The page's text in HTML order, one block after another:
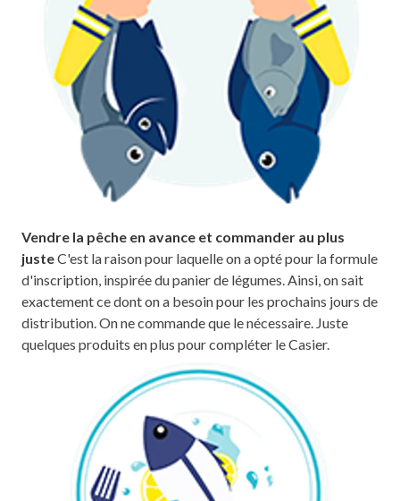
Vendre la pêche en avance et commander au plus
justeC'est la raison pour laquelle on a opté pour la formule
d'inscription, inspirée du panier de légumes. Ainsi, on sait
exactement ce dont on a besoin pour les prochains jours de
distribution. On ne commande que le nécessaire. Juste
quelques produits en plus pour compléter le Casier.